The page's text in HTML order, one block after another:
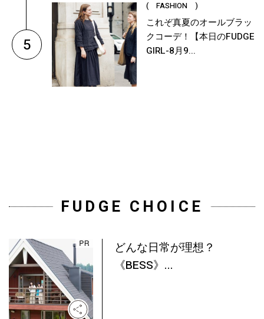
5
( FASHION )
これぞ真夏のオールブラッ
クコーデ！【本日のFUDGE
GIRL-8月9...
FUDGE CHOICE
どんな日常が理想？
《BESS》...